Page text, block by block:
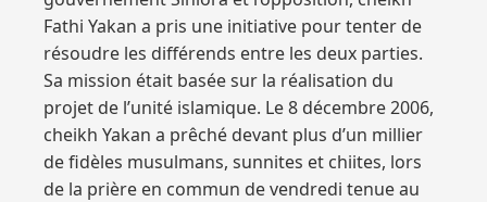
Fathi Yakan a pris une initiative pour tenter de
résoudre les différends entre les deux parties.
Sa mission était basée sur la réalisation du
projet de l’unité islamique. Le 8 décembre 2006,
cheikh Yakan a prêché devant plus d’un millier
de fidèles musulmans, sunnites et chiites, lors
de la prière en commun de vendredi tenue au